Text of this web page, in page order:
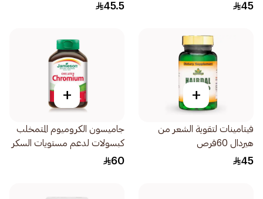
45
45.5
+
فيتامينات لتقوية الشعر من
هيردال 60قرص
45
+
جاميسون الكروميوم المتمخلب
كبسولات لدعم مستويات السكر
200ميكروجرام 100اقراص
60